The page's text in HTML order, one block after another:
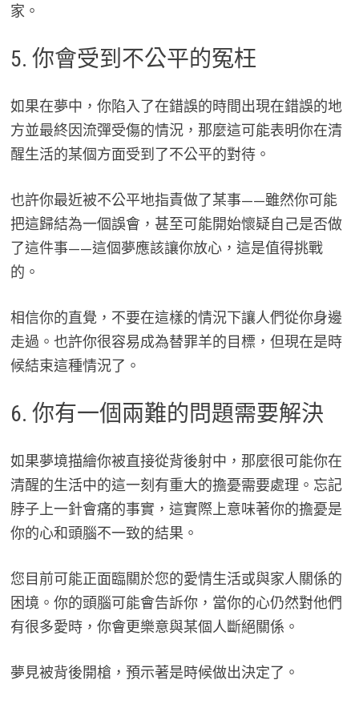
家。
5. 你會受到不公平的冤枉
如果在夢中，你陷入了在錯誤的時間出現在錯誤的地
方並最終因流彈受傷的情況，那麼這可能表明你在清
醒生活的某個方面受到了不公平的對待。
也許你最近被不公平地指責做了某事——雖然你可能
把這歸結為一個誤會，甚至可能開始懷疑自己是否做
了這件事——這個夢應該讓你放心，這是值得挑戰
的。
相信你的直覺，不要在這樣的情況下讓人們從你身邊
走過。也許你很容易成為替罪羊的目標，但現在是時
候結束這種情況了。
6. 你有一個兩難的問題需要解決
如果夢境描繪你被直接從背後射中，那麼很可能你在
清醒的生活中的這一刻有重大的擔憂需要處理。忘記
脖子上一針會痛的事實，這實際上意味著你的擔憂是
你的心和頭腦不一致的結果。
您目前可能正面臨關於您的愛情生活或與家人關係的
困境。你的頭腦可能會告訴你，當你的心仍然對他們
有很多愛時，你會更樂意與某個人斷絕關係。
夢見被背後開槍，預示著是時候做出決定了。